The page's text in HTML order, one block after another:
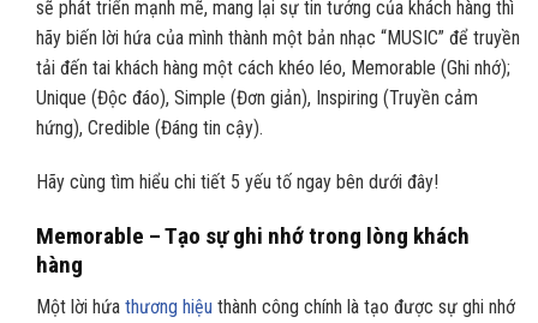
sẽ phát triển mạnh mẽ, mang lại sự tin tưởng của khách hàng thì
hãy biến lời hứa của mình thành một bản nhạc “MUSIC” để truyền
tải đến tai khách hàng một cách khéo léo, Memorable (Ghi nhớ);
Unique (Độc đáo), Simple (Đơn giản), Inspiring (Truyền cảm
hứng), Credible (Đáng tin cậy).
Hãy cùng tìm hiểu chi tiết 5 yếu tố ngay bên dưới đây!
Memorable – Tạo sự ghi nhớ trong lòng khách
hàng
Một lời hứa thương hiệu thành công chính là tạo được sự ghi nhớ